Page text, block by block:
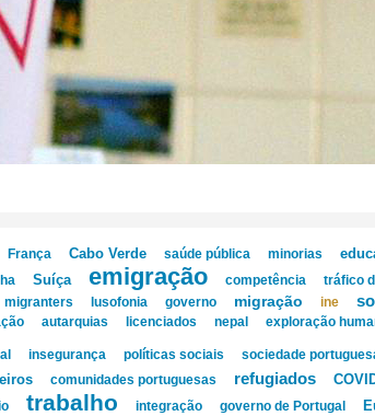
França Cabo Verde saúde pública minorias
Suíça emigração competência tráfico
migranters lusofonia governo migração ine
autarquias licenciados nepal exploração
insegurança políticas sociais sociedade
comunidades portuguesas refugiados
trabalho integração governo de Portugal